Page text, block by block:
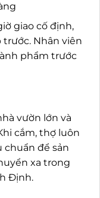
giao cố định,
Nhân viên
phẩm trước
vườn lớn và
cắm, thợ luôn
chuẩn để sản
xa trong
Định.